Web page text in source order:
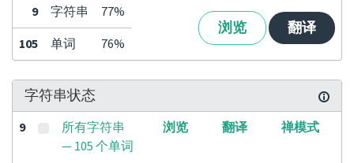
9 字符串 77%
浏览 翻译
105 单词 76%
字符串状态
9
所有字符串
— 105 个单词
浏览 翻译 禅模式